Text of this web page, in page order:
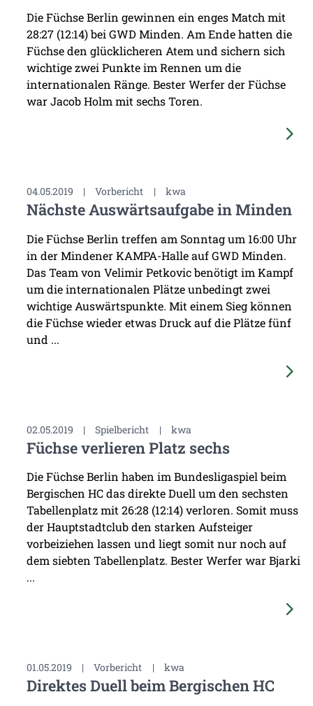
Die Füchse Berlin gewinnen ein enges Match mit
28:27 (12:14) bei GWD Minden. Am Ende hatten die
Füchse den glücklicheren Atem und sichern sich
wichtige zwei Punkte im Rennen um die
internationalen Ränge. Bester Werfer der Füchse
war Jacob Holm mit sechs Toren.
04.05.2019 | Vorbericht | kwa
Nächste Auswärtsaufgabe in Minden
Die Füchse Berlin treffen am Sonntag um 16:00 Uhr
in der Mindener KAMPA-Halle auf GWD Minden.
Das Team von Velimir Petkovic benötigt im Kampf
um die internationalen Plätze unbedingt zwei
wichtige Auswärtspunkte. Mit einem Sieg können
die Füchse wieder etwas Druck auf die Plätze fünf
und ...
02.05.2019 | Spielbericht | kwa
Füchse verlieren Platz sechs
Die Füchse Berlin haben im Bundesligaspiel beim
Bergischen HC das direkte Duell um den sechsten
Tabellenplatz mit 26:28 (12:14) verloren. Somit muss
der Hauptstadtclub den starken Aufsteiger
vorbeiziehen lassen und liegt somit nur noch auf
dem siebten Tabellenplatz. Bester Werfer war Bjarki
...
01.05.2019 | Vorbericht | kwa
Direktes Duell beim Bergischen HC